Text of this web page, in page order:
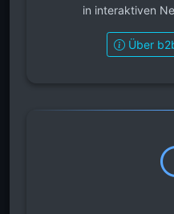
in interaktiven
Über